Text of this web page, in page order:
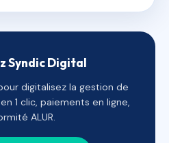
Syndic Digital
digitalisez la gestion de
1 clic, paiements en ligne,
ALUR.